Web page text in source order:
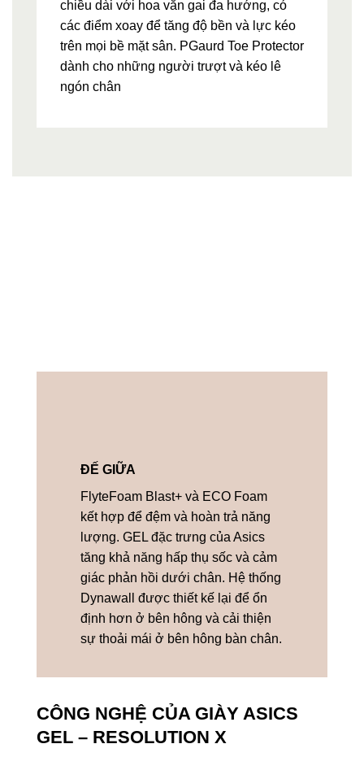
chiều dài với hoa văn gai đa hướng, có
các điểm xoay để tăng độ bền và lực kéo
trên mọi bề mặt sân. PGaurd Toe Protector
dành cho những người trượt và kéo lê
ngón chân
ĐẾ GIỮA
FlyteFoam Blast+ và ECO Foam
kết hợp để đệm và hoàn trả năng
lượng. GEL đặc trưng của Asics
tăng khả năng hấp thụ sốc và cảm
giác phản hồi dưới chân. Hệ thống
Dynawall được thiết kế lại để ổn
định hơn ở bên hông và cải thiện
sự thoải mái ở bên hông bàn chân.
CÔNG NGHỆ CỦA GIÀY ASICS
GEL – RESOLUTION X